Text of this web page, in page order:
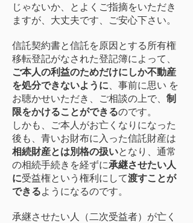
じゃないか、とよくご指摘をいただき
ますが、大丈夫です、ご安心下さい。
信託契約書と信託を原因とする所有権
移転登記がなされた登記簿によって、
ご本人の利益のためだけにしか不動産
を処分できないように、事前に思い を
お聴かせいただき、ご相談の上で、 制
限をかけることができるのです。
しかも、ご本人がお亡くなりになった
後も、青いお財布に入った信託財産は
相続財産とは別格の扱いとなり、通常
の相続手続きを経ずに承継させたい人
に受益権という権利にして渡すことが
できるようになるのです。
承継させたい人（二次受益者）が亡く